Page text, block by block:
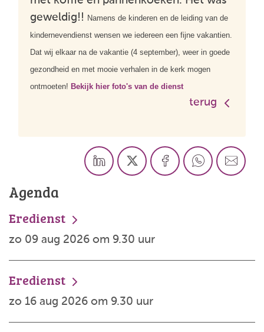
geweldig!! Namens de kinderen en de leiding van de
kindernevendienst wensen we iedereen een fijne vakantien.
Dat wij elkaar na de vakantie (4 september), weer in goede
gezondheid en met mooie verhalen in de kerk mogen
ontmoeten! Bekijk hier foto's van de dienst
terug
Agenda
Eredienst
zo 09 aug 2026 om 9.30 uur
Eredienst
zo 16 aug 2026 om 9.30 uur